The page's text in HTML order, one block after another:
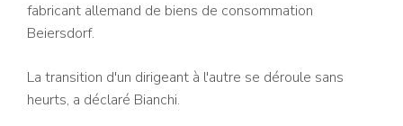
fabricant allemand de biens de consommation
Beiersdorf.
La transition d'un dirigeant à l'autre se déroule sans
heurts, a déclaré Bianchi.